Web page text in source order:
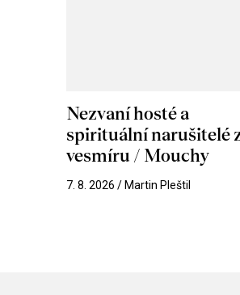
Nezvaní hosté a
spirituální narušitelé
vesmíru / Mouchy
7. 8. 2026 / Martin Pleštil